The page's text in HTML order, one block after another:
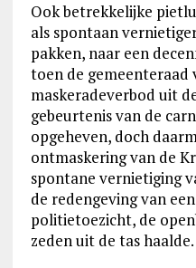
Ook betrekkelijke
als spontaan
pakken, naar een
toen de gemeenteraad
maskeradeverbod uit
gebeurtenis van de
opgeheven, doch
ontmaskering van de
spontane vernietiging
de redengeving van
politietoezicht, de
zeden uit de tas haalde.